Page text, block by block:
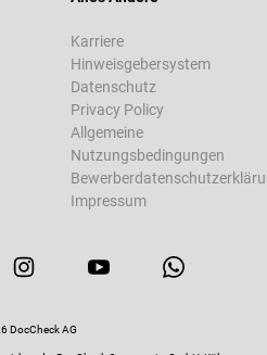
Karriere
Hinweisgebersystem
Datenschutz
Privacy Policy
Allgemeine
Nutzungsbedingungen
Impressum
DocCheck AG